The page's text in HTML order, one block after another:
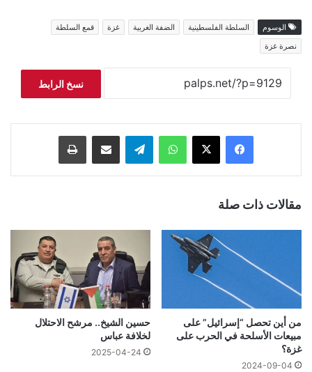
الوسوم السلطة الفلسطينية الضفة الغربية غزة
قمع السلطة
نصرة غزة
نسخ الرابط
فيسبوك ‫X واتساب تيلقرام مشاركة عبر البريد طباعة
مقالات ذات صلة
من أين تحصل “إسرائيل” على
مبيعات الأسلحة في الحرب على
غزة؟
2024-09-04
حسين الشيخ.. مرشح الاحتلال
لخلافة عباس
2025-04-24